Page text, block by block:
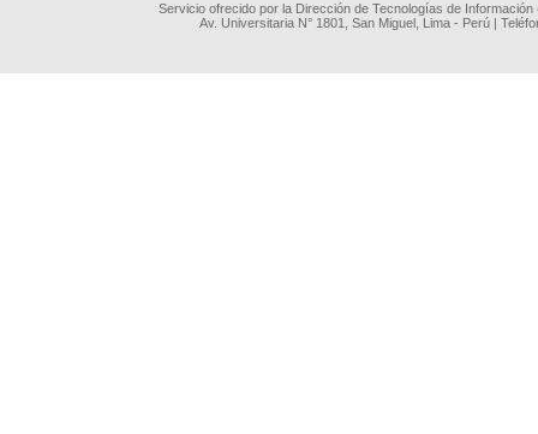
Servicio ofrecido por la Dirección de Tecnologías de
Av. Universitaria N° 1801, San Miguel, Lima - Perú |